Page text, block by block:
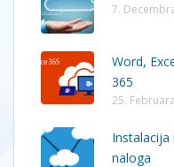
7.
Word,
365
25.
Instalacija
naloga